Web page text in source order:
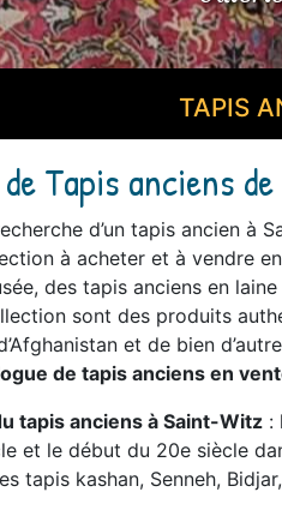
TAPIS
Tapis anciens
d’un tapis ancien à
à acheter et à vendre
des tapis anciens en
sont des produits
et de bien
de tapis anciens en
tapis anciens à Saint-Witz :
et le début du 20e siècle
tapis kashan, Senneh,